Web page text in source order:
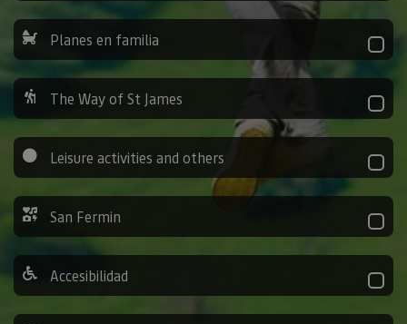
Planes en familia
The Way of St James
Leisure activities and others
San Fermin
Accesibilidad